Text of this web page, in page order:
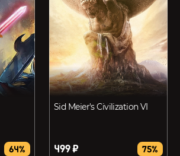
64%
Sid Meier's Civilization VI
499 ₽ 75%